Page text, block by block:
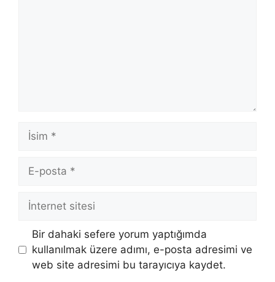
İsim
posta
İnternet
Bir dahaki sefere yorum yaptığımda
kullanılmak üzere adımı, e-posta adresimi ve
web site adresimi bu tarayıcıya kaydet.